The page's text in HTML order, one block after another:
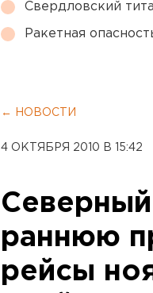
Свердловский
Ракетная
← НОВОСТИ
4 ОКТЯБРЯ 2010 В 15:42
Северный
раннюю
рейсы